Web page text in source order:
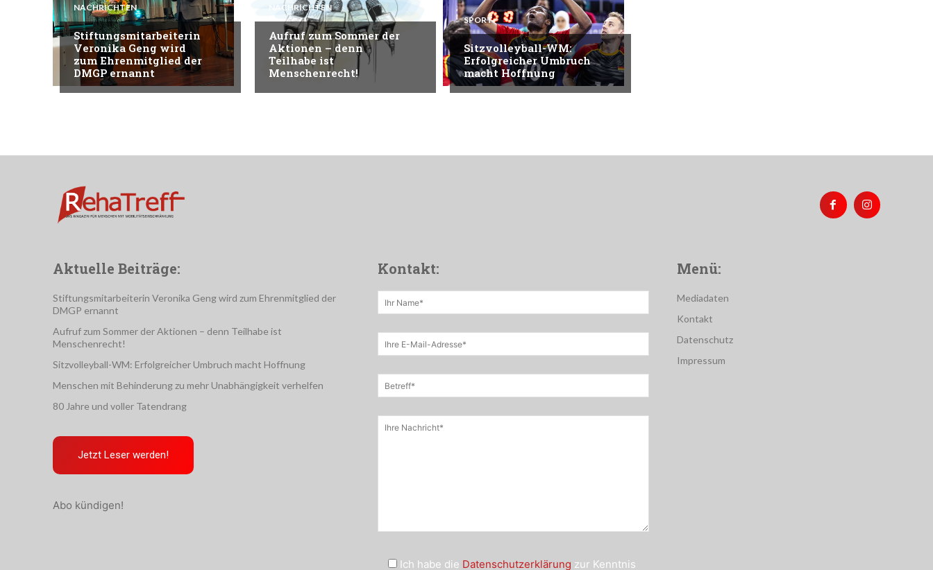
NACHRICHTEN
Stiftungsmitarbeiterin
Veronika Geng wird
zum Ehrenmitglied der
DMGP ernannt
NACHRICHTEN
Aufruf zum Sommer der
Aktionen – denn
Teilhabe ist
Menschenrecht!
SPORT
Sitzvolleyball-WM:
Erfolgreicher Umbruch
macht Hoffnung
Aktuelle Beiträge:
Stiftungsmitarbeiterin Veronika Geng wird zum Ehrenmitglied der
DMGP ernannt
Aufruf zum Sommer der Aktionen – denn Teilhabe ist
Menschenrecht!
Sitzvolleyball-WM: Erfolgreicher Umbruch macht Hoffnung
Menschen mit Behinderung zu mehr Unabhängigkeit verhelfen
80 Jahre und voller Tatendrang
Jetzt Leser werden!
Abo kündigen!
Kontakt:
Ich habe die Datenschutzerklärung zur Kenntnis
Menü:
Mediadaten
Kontakt
Datenschutz
Impressum